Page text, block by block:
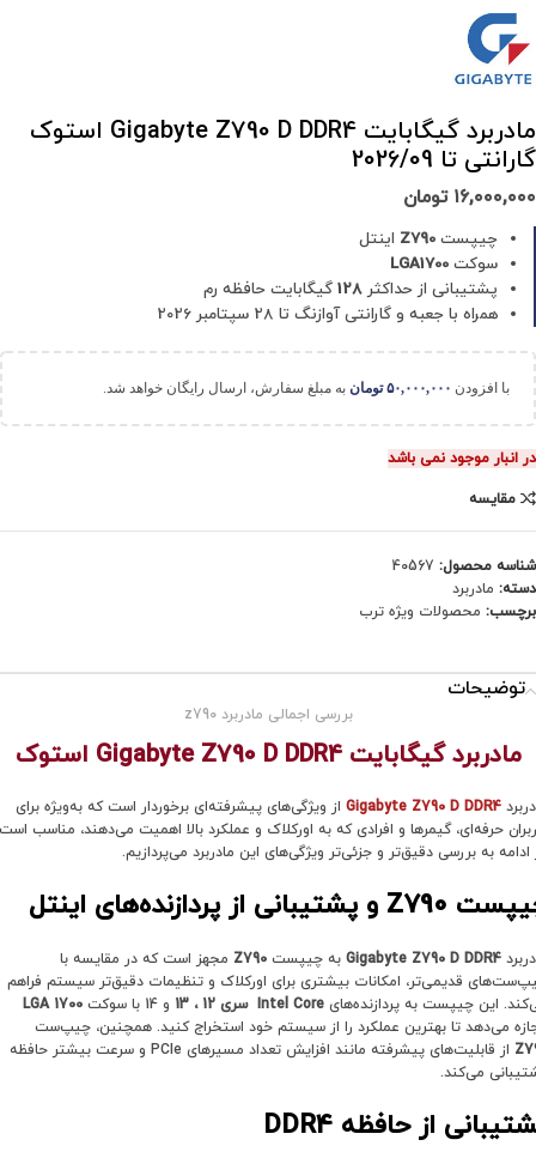
مادربرد گیگابایت Gigabyte Z790 D DDR4 استوک
گارانتی تا 2026/09
۱۶,۰۰۰,۰۰۰ تومان
چیپست Z790 اینتل
سوکت LGA1700
پشتیبانی از حداکثر 128 گیگابایت حافظه رم
همراه با جعبه و گارانتی آوازنگ تا 28 سپتامبر 2026
با افزودن ۵۰,۰۰۰,۰۰۰ تومان به مبلغ سفارش، ارسال رایگان خواهد شد.
در انبار موجود نمی باشد
مقایسه
شناسه محصول: 40567
دسته: مادربرد
برچسب: محصولات ویژه ترب
توضیحات
بررسی اجمالی مادربرد z790
مادربرد گیگابایت Gigabyte Z790 D DDR4 استوک
Gigabyte Z790 D DDR4 از ویژگی‌های پیشرفته‌ای برخوردار است که به‌ویژه برای
حرفه‌ای، گیمرها و افرادی که به اورکلاک و عملکرد بالا اهمیت می‌دهند، مناسب
ادامه به بررسی دقیق‌تر و جزئی‌تر ویژگی‌های این مادربرد می‌پردازیم.
و پشتیبانی از پردازنده‌های اینتل
Gigabyte Z790 D DDR4 به چیپست Z790 مجهز است که در مقایسه با
قدیمی‌تر، امکانات بیشتری برای اورکلاک و تنظیمات دقیق‌تر سیستم فراهم
این چیپست به پردازنده‌های Intel Core سری 12 ، 13 و 14 با سوکت
LGA 1700
می‌دهد تا بهترین عملکرد را از سیستم خود استخراج کنید. همچنین، چیپ‌ست
از قابلیت‌های پیشرفته مانند افزایش تعداد مسیرهای PCIe و سرعت بیشتر حافظه
می‌کند.
از حافظه DDR4